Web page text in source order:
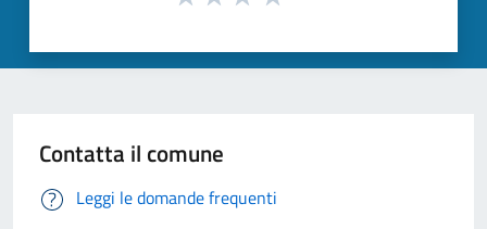
Contatta il comune
Leggi le domande frequenti